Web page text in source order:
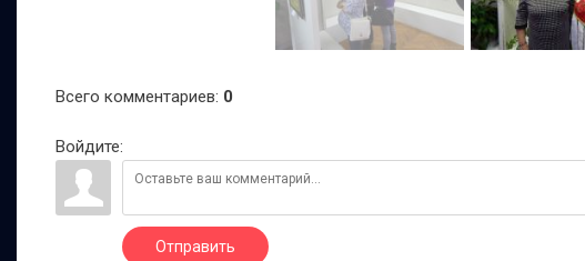
Всего комментариев: 0
Войдите:
Отправить